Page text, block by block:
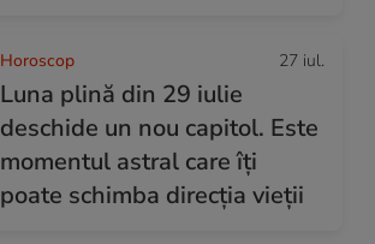
Horoscop 27 iul.
Luna plină din 29 iulie
deschide un nou capitol. Este
momentul astral care îți
poate schimba direcția vieții